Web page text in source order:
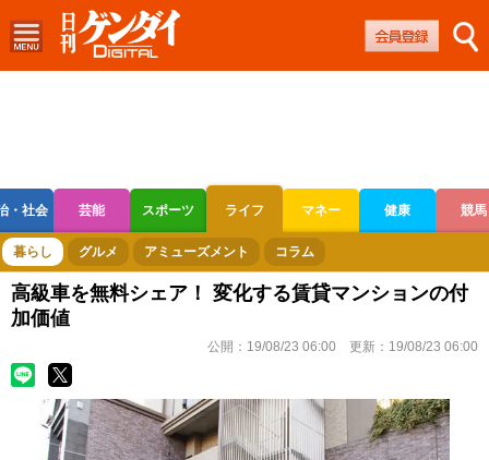
・社会 芸能 スポーツ ライフ マネー 健康 競馬
ボートレース 競輪 オートレース
暮らし グルメ アミューズメント コラム
高級車を無料シェア！ 変化する賃貸マンションの付
加価値
公開： 19/08/23 06:00 更新： 19/08/23 06:00